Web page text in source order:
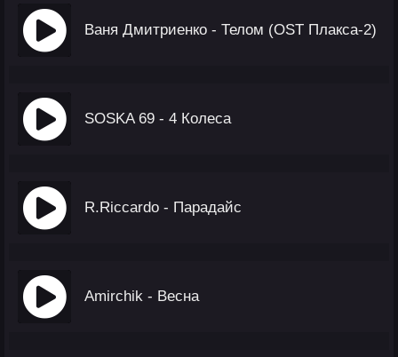
Ваня Дмитриенко - Телом (OST Плакса-2)
SOSKA 69 - 4 Колеса
R.Riccardo - Парадайс
Amirchik - Весна